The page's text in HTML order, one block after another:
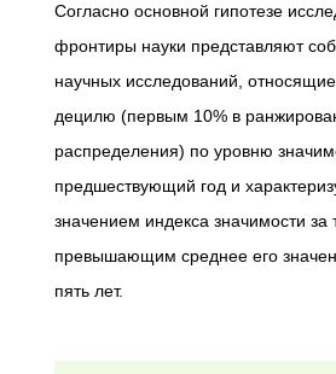
Согласно основной гипотезе
фронтиры науки представляют
научных исследований,
децилю (первым 10% в
распределения) по уровню
предшествующий год и
значением индекса значимости за
превышающим среднее его
пять лет.